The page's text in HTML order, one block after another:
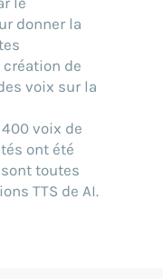
donner la
création de
voix sur la
voix de
ont été
toutes
TTS de AI.